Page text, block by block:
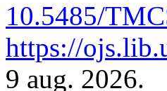
10.5485/
https://
9 aug. 2026.